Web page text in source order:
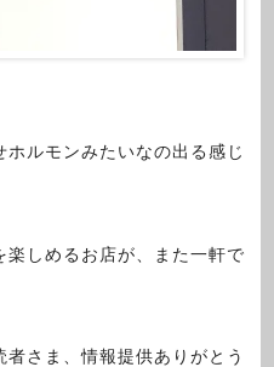
ルモンみたいなの出る感じ
しめるお店が、また一軒で
さま、情報提供ありがとう